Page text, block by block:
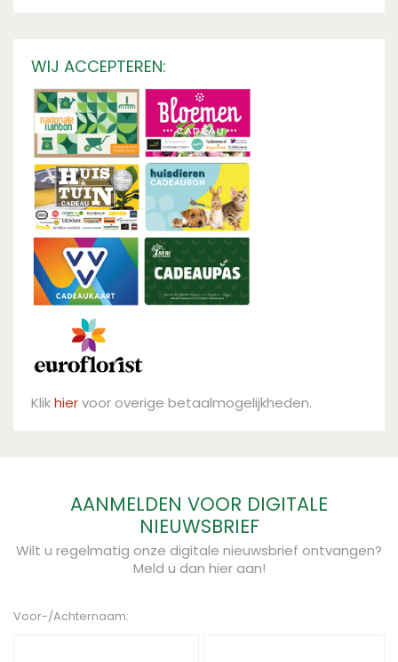
WIJ ACCEPTEREN:
Klikhiervoor overige betaalmogelijkheden.
AANMELDEN VOOR DIGITALE
NIEUWSBRIEF
Wilt u regelmatig onze digitale nieuwsbrief ontvangen?
Meld u dan hier aan!
Voor-/Achternaam: